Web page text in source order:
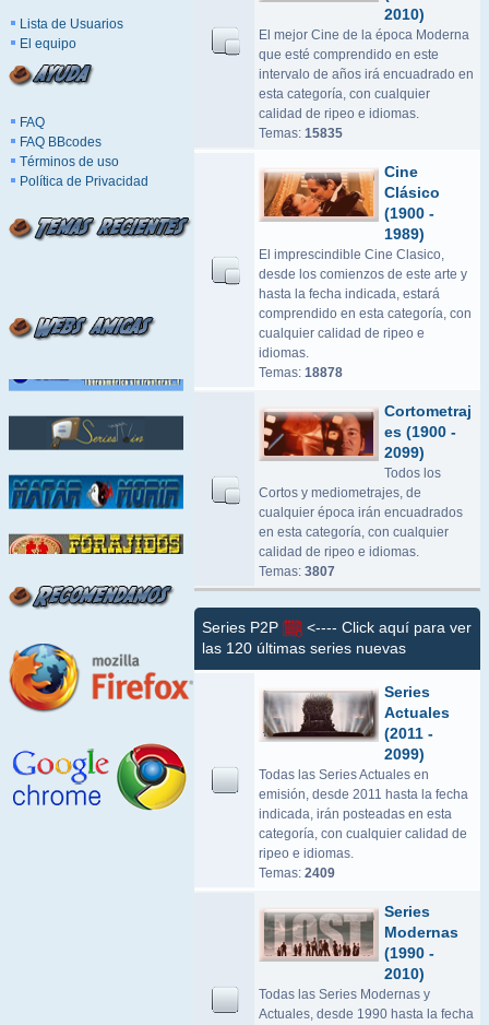
Lista de Usuarios
El equipo
FAQ
FAQ BBcodes
Términos de uso
Política de Privacidad
2010)
El mejor Cine de la época Moderna
que esté comprendido en este
intervalo de años irá encuadrado en
esta categoría, con cualquier
calidad de ripeo e idiomas.
Temas: 15835
Cine
Clásico
(1900 -
1989)
El imprescindible Cine Clasico,
desde los comienzos de este arte y
hasta la fecha indicada, estará
comprendido en esta categoría, con
cualquier calidad de ripeo e
idiomas.
Temas: 18878
Cortometraj
es (1900 -
2099)
Todos los
Cortos y mediometrajes, de
cualquier época irán encuadrados
en esta categoría, con cualquier
calidad de ripeo e idiomas.
Temas: 3807
Series P2P
<---- Click aquí para ver
las 120 últimas series nuevas
Series
Actuales
(2011 -
2099)
Todas las Series Actuales en
emisión, desde 2011 hasta la fecha
indicada, irán posteadas en esta
categoría, con cualquier calidad de
ripeo e idiomas.
Temas: 2409
Series
Modernas
(1990 -
2010)
Todas las Series Modernas y
Actuales, desde 1990 hasta la fecha